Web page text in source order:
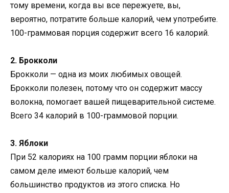
тому времени, когда вы все пережуете, вы,
вероятно, потратите больше калорий, чем употребите.
100-граммовая порция содержит всего 16 калорий.
2. Брокколи
Брокколи — одна из моих любимых овощей.
Брокколи полезен, потому что он содержит массу
волокна, помогает вашей пищеварительной системе.
Всего 34 калорий в 100-граммовой порции.
3. Яблоки
При 52 калориях на 100 грамм порции яблоки на
самом деле имеют больше калорий, чем
большинство продуктов из этого списка. Но